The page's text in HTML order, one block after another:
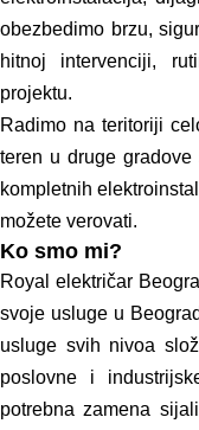
obezbedimo brzu,
hitnoj intervenciji,
projektu.
Radimo na teritoriji
teren u druge
kompletnih
možete verovati.
Ko smo mi?
Royal električar
svoje usluge u
usluge svih nivoa
poslovne i
potrebna zamena